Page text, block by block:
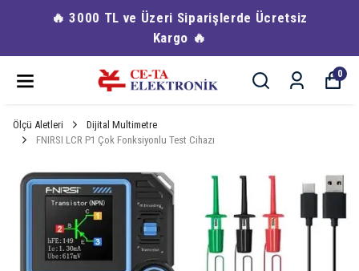
🔥 3000 TL ve Üzeri Siparişlerde Ücretsiz
Kargo 🔥
0
Ölçü Aletleri
Dijital Multimetre
FNIRSI LCR P1 Çok Fonksiyonlu Test Cihazı